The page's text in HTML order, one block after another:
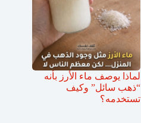
لماذا يوصف ماء الأرز بأنه
“ذهب سائل” وكيف
تستخدمه؟